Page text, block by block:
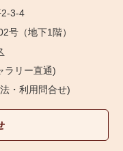
2-3-4
号（地下1階）
リー直通)
・利用問合せ)